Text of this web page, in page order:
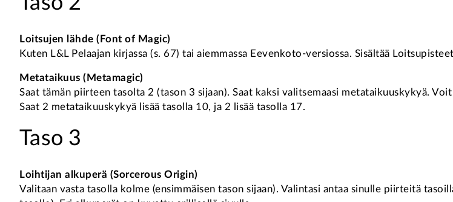
Loitsujen lähde (Font of Magic)
Kuten L&L Pelaajan kirjassa (s. 67) tai aiemmassa Eevenkoto-versiossa. Sisältää
Metataikuus (Metamagic)
Saat tämän piirteen tasolta 2 (tason 3 sijaan). Saat kaksi valitsemaasi metataikuuskykyä.
Saat 2 metataikuuskykyä lisää tasolla 10, ja 2 lisää tasolla 17.
Taso 3
Loihtijan alkuperä (Sorcerous Origin)
Valitaan vasta tasolla kolme (ensimmäisen tason sijaan). Valintasi antaa sinulle piirteitä